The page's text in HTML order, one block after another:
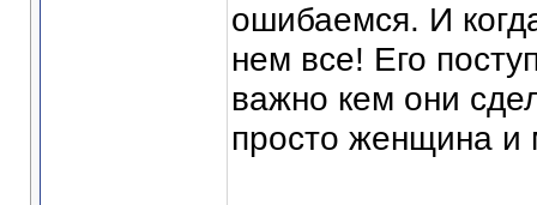
ошибаемся. И
нем все! Его
важно кем они
просто женщина и